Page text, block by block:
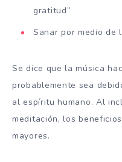
gratitud”
Sanar por medio de
Se dice que la música
probablemente sea
al espíritu humano. Al
meditación, los
mayores.